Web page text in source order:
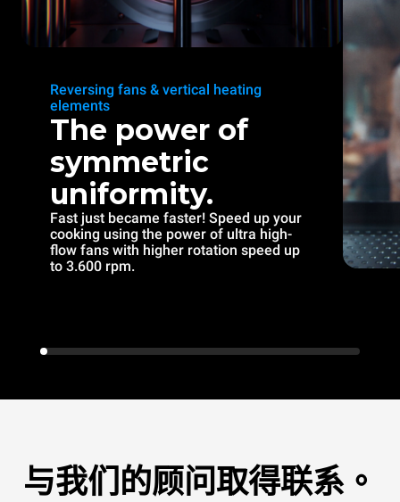
Reversing fans & vertical heating
elements
The power of
symmetric
uniformity.
Fast just became faster! Speed up your
cooking using the power of ultra high-
flow fans with higher rotation speed up
to 3.600 rpm.
与我们的顾问取得联系。